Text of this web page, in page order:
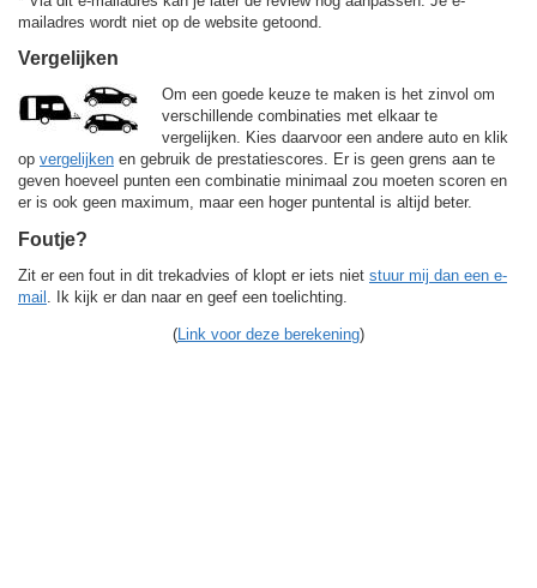
mailadres wordt niet op de website getoond.
Vergelijken
Om een goede keuze te maken is het zinvol om
verschillende combinaties met elkaar te
vergelijken. Kies daarvoor een andere auto en klik
op vergelijken en gebruik de prestatiescores. Er is geen grens aan te
geven hoeveel punten een combinatie minimaal zou moeten scoren en
er is ook geen maximum, maar een hoger puntental is altijd beter.
Foutje?
Zit er een fout in dit trekadvies of klopt er iets niet stuur mij dan een e-
mail
. Ik kijk er dan naar en geef een toelichting.
( Link voor deze berekening)